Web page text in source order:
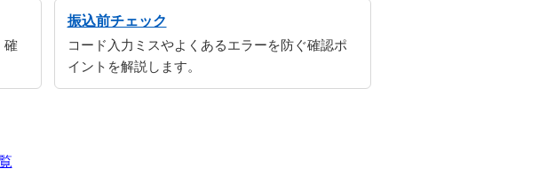
確
振込前チェック
コード入力ミスやよくあるエラーを防ぐ確認ポ
イントを解説します。